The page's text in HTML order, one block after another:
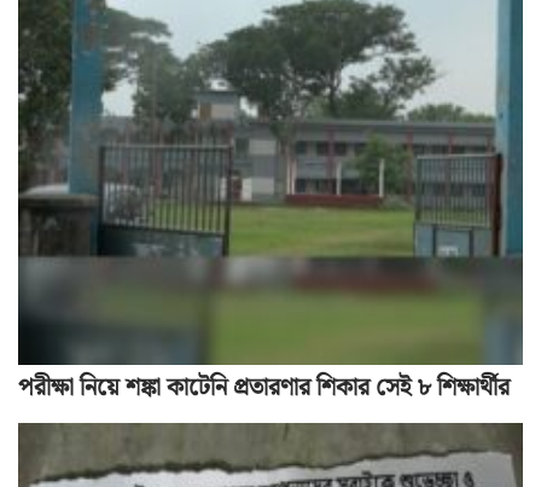
পরীক্ষা নিয়ে শঙ্কা কাটেনি প্রতারণার শিকার সেই ৮ শিক্ষার্থীর